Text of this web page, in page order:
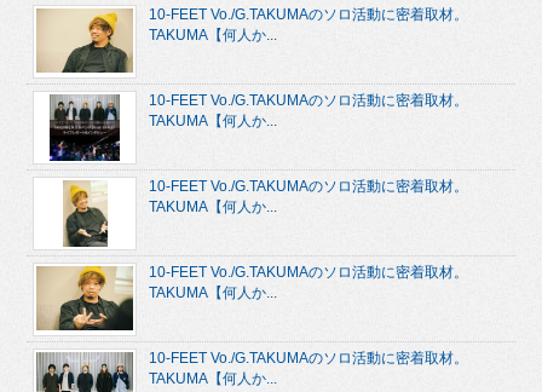
10-FEET Vo./G.TAKUMAのソロ活動に密着取材。
TAKUMA【何人か...
10-FEET Vo./G.TAKUMAのソロ活動に密着取材。
TAKUMA【何人か...
10-FEET Vo./G.TAKUMAのソロ活動に密着取材。
TAKUMA【何人か...
10-FEET Vo./G.TAKUMAのソロ活動に密着取材。
TAKUMA【何人か...
10-FEET Vo./G.TAKUMAのソロ活動に密着取材。
TAKUMA【何人か...